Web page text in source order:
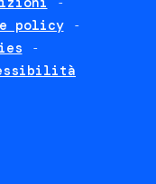
policy